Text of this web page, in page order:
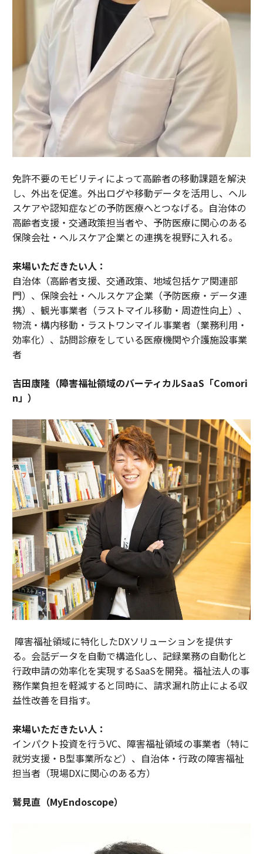
免許不要のモビリティによって高齢者の移動課題を解決
し、外出を促進。外出ログや移動データを活用し、ヘル
スケアや認知症などの予防医療へとつなげる。自治体の
高齢者支援・交通政策担当者や、予防医療に関心のある
保険会社・ヘルスケア企業との連携を視野に入れる。
来場いただきたい人：
自治体（高齢者支援、交通政策、地域包括ケア関連部
門）、保険会社・ヘルスケア企業（予防医療・データ連
携）、観光事業者（ラストマイル移動・周遊性向上）、
物流・構内移動・ラストワンマイル事業者（業務利用・
効率化）、訪問診療をしている医療機関や介護施設事業
者
吉田康隆（障害福祉領域のバーティカルSaaS「Comori
n」）
障害福祉領域に特化したDXソリューションを提供す
る。会話データを自動で構造化し、記録業務の自動化と
行政申請の効率化を実現するSaaSを開発。福祉法人の事
務作業負担を軽減すると同時に、請求漏れ防止による収
益性改善を目指す。
来場いただきたい人：
インパクト投資を行うVC、障害福祉領域の事業者（特に
就労支援・B型事業所など）、自治体・行政の障害福祉
担当者（現場DXに関心のある方）
鷲見直（MyEndoscope）